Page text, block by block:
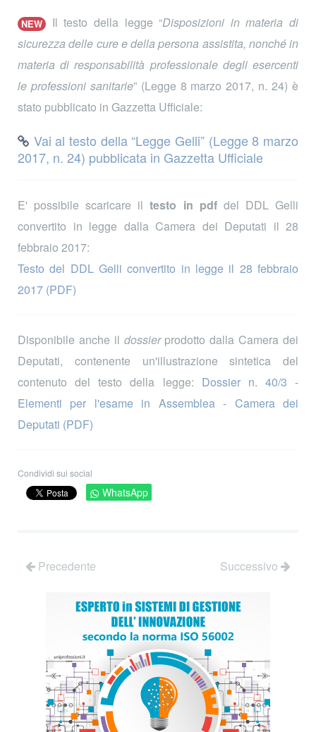
NEW Il testo della legge “Disposizioni in materia di
sicurezza delle cure e della persona assistita, nonché in
materia di responsabilità professionale degli esercenti
le professioni sanitarie” (Legge 8 marzo 2017, n. 24) è
stato pubblicato in Gazzetta Ufficiale:
Vai al testo della “Legge Gelli” (Legge 8 marzo
2017, n. 24) pubblicata in Gazzetta Ufficiale
E' possibile scaricare iltesto in pdfdel DDL Gelli
convertito in legge dalla Camera dei Deputati il 28
febbraio 2017:
Testo del DDL Gelli convertito in legge il 28 febbraio
2017 (PDF)
Disponibile anche il dossierprodotto dalla Camera dei
Deputati, contenente un'illustrazione sintetica del
contenuto del testo della legge: Dossier n. 40/3 -
Elementi per l'esame in Assemblea - Camera dei
Deputati (PDF)
Condividi sui social
WhatsApp
Precedente Successivo